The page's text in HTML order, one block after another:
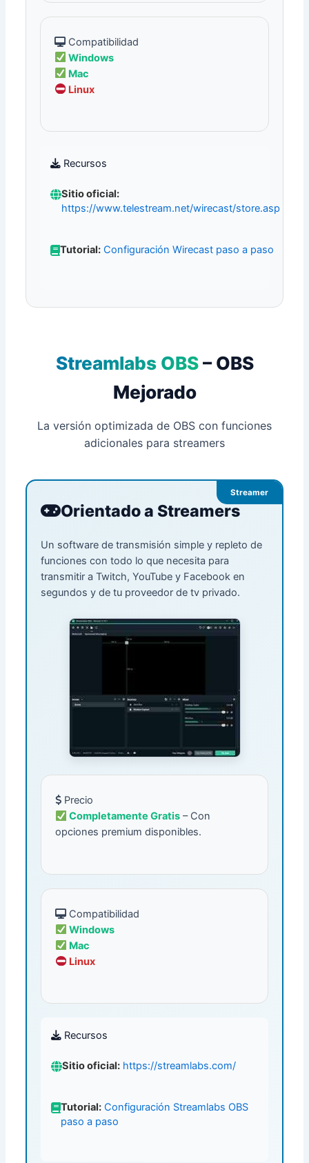
Compatibilidad
Windows
Mac
Linux
Recursos
Sitio oficial:
https://www.telestream.net/wirecast/store.asp
Tutorial: Configuración Wirecast paso a paso
Streamlabs OBS– OBS
Mejorado
La versión optimizada de OBS con funciones
adicionales para streamers
Streamer
Orientado a Streamers
Un software de transmisión simple y repleto de
funciones con todo lo que necesita para
transmitir a Twitch, YouTube y Facebook en
segundos y de tu proveedor de tv privado.
Precio
Completamente Gratis – Con
opciones premium disponibles.
Compatibilidad
Windows
Mac
Linux
Recursos
Sitio oficial: https://streamlabs.com/
Tutorial: Configuración Streamlabs OBS
paso a paso